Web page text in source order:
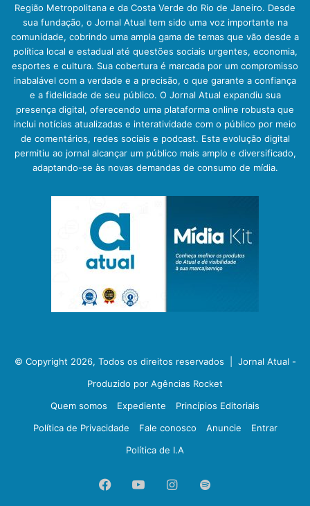
Região Metropolitana e da Costa Verde do Rio de Janeiro. Desde
sua fundação, o Jornal Atual tem sido uma voz importante na
comunidade, cobrindo uma ampla gama de temas que vão desde a
política local e estadual até questões sociais urgentes, economia,
esportes e cultura. Sua cobertura é marcada por um compromisso
inabalável com a verdade e a precisão, o que garante a confiança
e a fidelidade de seu público. O Jornal Atual expandiu sua
presença digital, oferecendo uma plataforma online robusta que
inclui notícias atualizadas e interatividade com o público por meio
de comentários, redes sociais e podcast. Esta evolução digital
permitiu ao jornal alcançar um público mais amplo e diversificado,
adaptando-se às novas demandas de consumo de mídia.
© Copyright 2026, Todos os direitos reservados | Jornal Atual -
Produzido por Agências Rocket
Quem somos
Expediente
Princípios Editoriais
Política de Privacidade
Fale conosco Anuncie
Entrar
Política de I.A
FacebookYouTubeInstagram
Spotify